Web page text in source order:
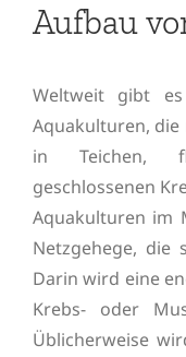
Aufbau
Weltweit gibt
Aquakulturen,
in Teichen,
geschlossenen
Aquakulturen im
Netzgehege, die
Darin wird eine
Krebs- oder
Üblicherweise